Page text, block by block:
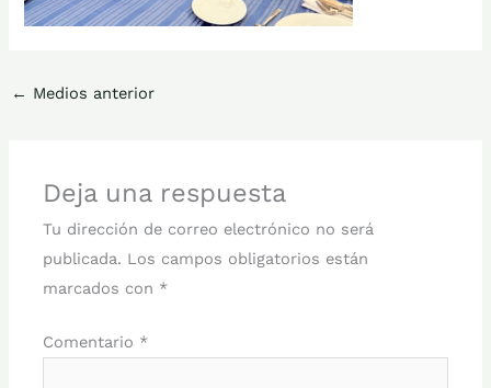
← Medios anterior
Deja una respuesta
Tu dirección de correo electrónico no será
publicada. Los campos obligatorios están
marcados con *
Comentario *